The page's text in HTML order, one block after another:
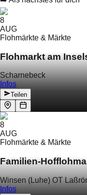
8
AUG
Flohmärkte & Märkte
Flohmarkt am
Scharnebeck
Infos
Teilen
8
AUG
Flohmärkte & Märkte
Familien-
Winsen (Luhe) OT
Infos